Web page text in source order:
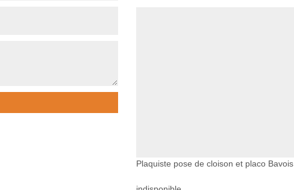
Plaquiste pose de cloison et placo Bavois